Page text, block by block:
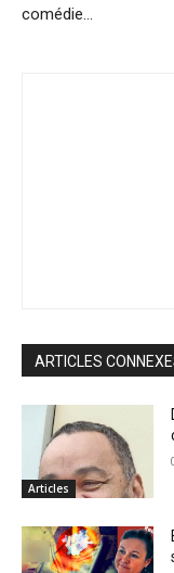
comédie…
ARTICLES
Articles